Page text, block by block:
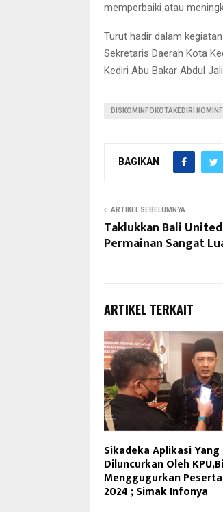
memperbaiki atau
Turut hadir dalam
Sekretaris Daerah Kota
Kediri Abu Bakar Abdul
DISKOMINFOKOTAKEDIRI
BAGIKAN
ARTIKEL SEBELUMNYA
Taklukkan Bali
Permainan Sangat
ARTIKEL TERKAIT
Sikadeka Aplikasi Yang
Diluncurkan Oleh
Menggugurkan
2024 ; Simak Infonya